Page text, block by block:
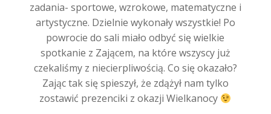
zadania- sportowe, wzrokowe, matematyczne i
artystyczne. Dzielnie wykonały wszystkie! Po
powrocie do sali miało odbyć się wielkie
spotkanie z Zającem, na które wszyscy już
czekaliśmy z niecierpliwością. Co się okazało?
Zając tak się spieszył, że zdążył nam tylko
zostawić prezenciki z okazji Wielkanocy